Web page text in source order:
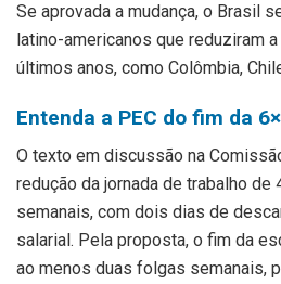
Se aprovada a mudança, o Brasil
latino-americanos que reduziram
últimos anos, como Colômbia,
Entenda a PEC do fim da
O texto em discussão na
redução da jornada de trabalho de
semanais, com dois dias de
salarial. Pela proposta, o fim da
ao menos duas folgas semanais,